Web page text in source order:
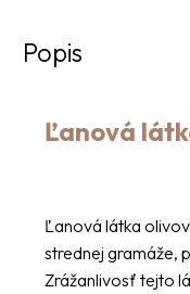
Popis
Ľanová
Ľanová látka
strednej gramáže,
Zrážanlivosť tejto